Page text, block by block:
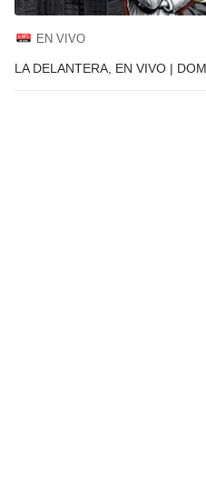
EN VIVO
LA DELANTERA, EN VIVO |